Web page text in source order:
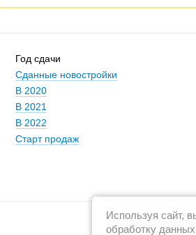
Год сдачи
Сданные новостройки
В 2020
В 2021
В 2022
Старт продаж
Используя сайт,
обработку